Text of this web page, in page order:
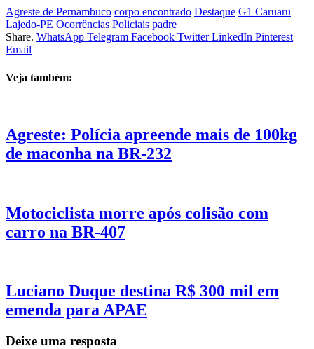
Agreste de Pernambuco corpo encontrado Destaque G1 Caruaru
Lajedo-PE Ocorrências Policiais padre
Share. WhatsApp Telegram Facebook Twitter LinkedIn Pinterest
Email
Veja também:
Agreste: Polícia apreende mais de 100kg
de maconha na BR-232
Motociclista morre após colisão com
carro na BR-407
Luciano Duque destina R$ 300 mil em
emenda para APAE
Deixe uma resposta